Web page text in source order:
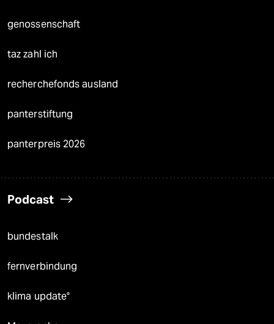
genossenschaft
taz zahl ich
recherchefonds ausland
panterstiftung
panterpreis 2026
Podcast
bundestalk
fernverbindung
klima update°